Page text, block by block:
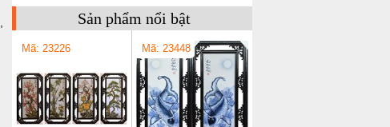
Sản phẩm nổi bật
Mã: 23226 Mã: 23448